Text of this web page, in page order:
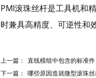
PMI滚珠丝杆是工具机和
时兼具高精度、可逆性和
上一篇：
直线模组中包含的标准件
下一篇：
哪些原因造就微型滚珠